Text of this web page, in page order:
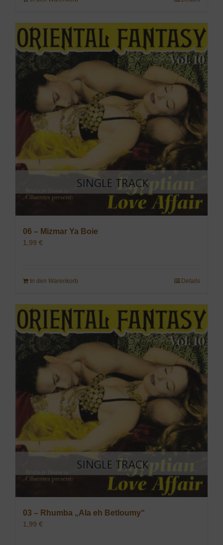
06 – Mizmar Ya Boie
1,99 €
In den Warenkorb Details
03 – Rhumba „Ala eh Betloumy“
1,99 €